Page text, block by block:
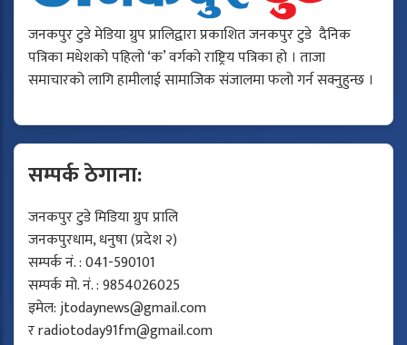
जनकपुर टुडे मेडिया ग्रुप प्रालिद्वारा प्रकाशित जनकपुर टुडे दैनिक
पत्रिका मधेशको पहिलो ‘क’ वर्गको राष्ट्रिय पत्रिका हो । ताजा
समाचारको लागि हामीलाई सामाजिक संजालमा फलो गर्न सक्नुहुन्छ ।
सम्पर्क ठेगाना:
जनकपुर टुडे मिडिया ग्रुप प्रालि
जनकपुरधाम, धनुषा (प्रदेश २)
सम्पर्क नं. : 041-590101
सम्पर्क मो. नं. : 9854026025
इमेल:jtodaynews@gmail.com
रradiotoday91fm@gmail.com